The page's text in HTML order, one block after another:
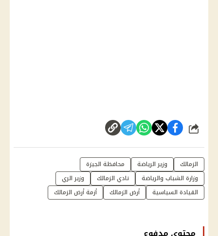
شارك
الزمالك وزير الرياضة
محافظة الجيزة
وزارة الشباب والرياضة
نادي الزمالك
وزير الري
القيادة السياسية
أرض الزمالك أزمة أرض الزمالك